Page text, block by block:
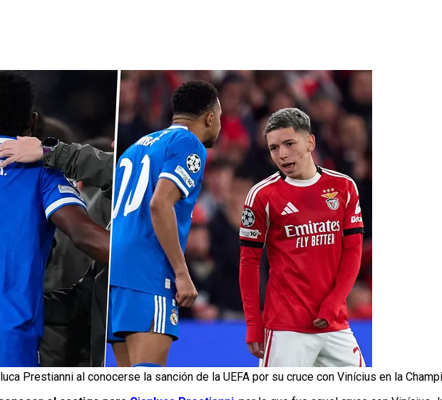
Prestianni al conocerse la sanción de la UEFA por su cruce con Vinícius en la